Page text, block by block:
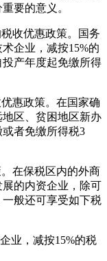
要的意义。
收优惠政策。国务
企业，减按15%的
产年度起免缴所得
惠政策。在国家确
区、贫困地区新办
者免缴所得税3
在保税区内的外商
的内资企业，除可
般还可享受如下税
业，减按15%的税